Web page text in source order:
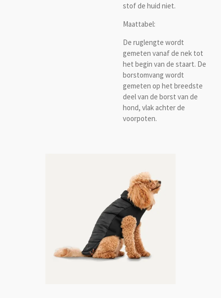
stof de huid niet.
Maattabel:
De ruglengte wordt
gemeten vanaf de nek tot
het begin van de staart. De
borstomvang wordt
gemeten op het breedste
deel van de borst van de
hond, vlak achter de
voorpoten.